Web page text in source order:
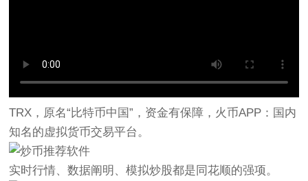
TRX，原名“比特币中国”，资金有保障，火币APP：国内
知名的虚拟货币交易平台。
实时行情、数据阐明、模拟炒股都是同花顺的强项。